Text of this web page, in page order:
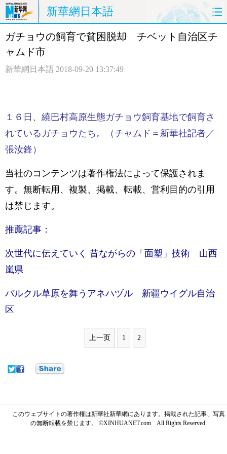
新華網日本語
ホームページ 政治 経済
中日対訳
ガチョウの飼育で貧困脱却 チベット自治区チ
ャムド市
新華網日本語 2018-09-20 13:37:49
１６日、繞巴村高原生態ガチョウ飼育基地で飼育さ
れているガチョウたち。（チャムド＝新華社記者／
張汝鋒）
当社のコンテンツは著作権法によって保護されま
す。無断転用、複製、掲載、転載、営利目的の引用
は禁じます。
推薦記事：
次世代に伝えていく 昔ながらの「面塑」技術 山西
嵐県
バルクル草原を舞うアネハヅル 新疆ウイグル自治
区
上一页 1 2
このウェブサイトの著作権は新華社新華網にあります。掲載された記事、写真
の無断転載を禁じます。 ©XINHUANET.com All Rights Reserved.